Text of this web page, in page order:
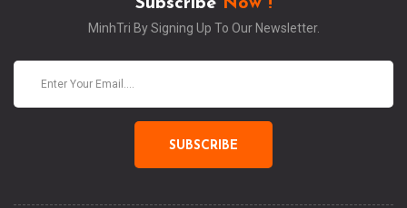
Subscribe Now !
MinhTri By Signing Up To Our Newsletter.
SUBSCRIBE